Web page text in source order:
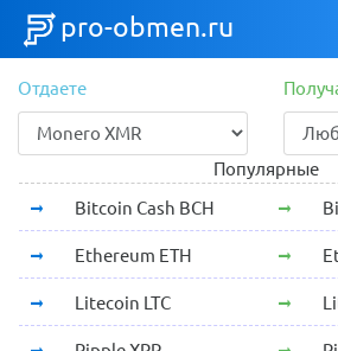
pro-obmen.ru
Отдаете
Популярные
Bitcoin Cash BCH
Ethereum ETH
Litecoin LTC